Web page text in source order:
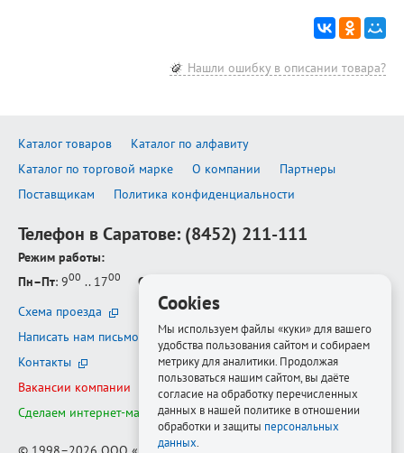
Нашли ошибку в описании товара?
Каталог товаров
Каталог по алфавиту
Каталог по торговой марке
О компании
Партнеры
Поставщикам
Политика конфиденциальности
Телефон в Саратове: (8452) 211-111
Режим работы:
Пн–Пт: 900 .. 1700 Сб–Вс
Схема проезда
Написать нам письмо
Контакты
Вакансии компании
Сделаем интернет-магазин ещё лучше
Cookies
Мы используем файлы «куки» для вашего
удобства пользования сайтом и собираем
метрику для аналитики. Продолжая
пользоваться нашим сайтом, вы даёте
согласие на обработку перечисленных
данных в нашей политике в отношении
обработки и защиты персональных
данных